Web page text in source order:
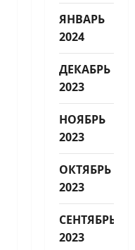
ЯНВАРЬ
2024
ДЕКАБРЬ
2023
НОЯБРЬ
2023
ОКТЯБРЬ
2023
СЕНТЯБРЬ
2023